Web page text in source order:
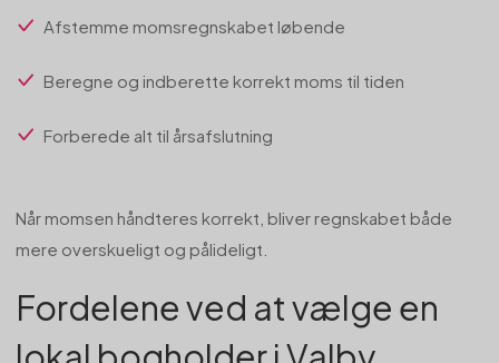
Afstemme momsregnskabet løbende
Beregne og indberette korrekt moms til tiden
Forberede alt til årsafslutning
Når momsen håndteres korrekt, bliver regnskabet både
mere overskueligt og pålideligt.
Fordelene ved at vælge en